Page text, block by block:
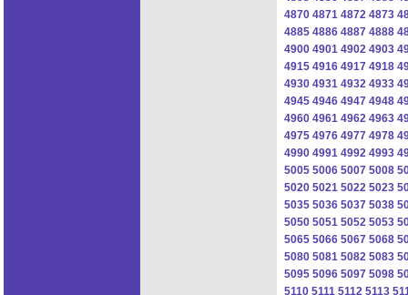
4870 4871 4872 4873
4885 4886 4887 4888
4900 4901 4902 4903
4915 4916 4917 4918
4930 4931 4932 4933
4945 4946 4947 4948
4960 4961 4962 4963
4975 4976 4977 4978
4990 4991 4992 4993
5005 5006 5007 5008
5020 5021 5022 5023
5035 5036 5037 5038
5050 5051 5052 5053
5065 5066 5067 5068
5080 5081 5082 5083
5095 5096 5097 5098
5110 5111 5112 5113